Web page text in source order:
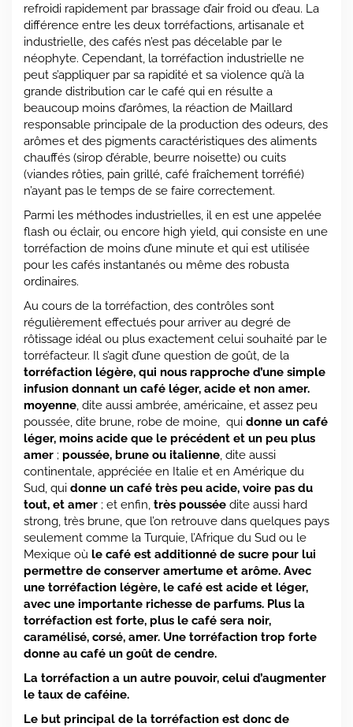
refroidi rapidement par brassage d’air froid ou d’eau. La
différence entre les deux torréfactions, artisanale et
industrielle, des cafés n’est pas décelable par le
néophyte. Cependant, la torréfaction industrielle ne
peut s’appliquer par sa rapidité et sa violence qu’à la
grande distribution car le café qui en résulte a
beaucoup moins d’arômes, la réaction de Maillard
responsable principale de la production des odeurs, des
arômes et des pigments caractéristiques des aliments
chauffés (sirop d’érable, beurre noisette) ou cuits
(viandes rôties, pain grillé, café fraîchement torréfié)
n’ayant pas le temps de se faire correctement.
Parmi les méthodes industrielles, il en est une appelée
flash ou éclair, ou encore high yield, qui consiste en une
torréfaction de moins d’une minute et qui est utilisée
pour les cafés instantanés ou même des robusta
ordinaires.
Au cours de la torréfaction, des contrôles sont
régulièrement effectués pour arriver au degré de
rôtissage idéal ou plus exactement celui souhaité par le
torréfacteur. Il s’agit d’une question de goût, de la
torréfaction légère, qui nous rapproche d’une simple
infusion donnant un café léger, acide et non amer.
moyenne, dite aussi ambrée, américaine, et assez peu
poussée, dite brune, robe de moine, qui donne un café
léger, moins acide que le précédent et un peu plus
amer ; poussée, brune ou italienne, dite aussi
continentale, appréciée en Italie et en Amérique du
Sud, qui donne un café très peu acide, voire pas du
tout, et amer ; et enfin, très poussée dite aussi hard
strong, très brune, que l’on retrouve dans quelques pays
seulement comme la Turquie, l’Afrique du Sud ou le
Mexique où le café est additionné de sucre pour lui
permettre de conserver amertume et arôme. Avec
une torréfaction légère, le café est acide et léger,
avec une importante richesse de parfums. Plus la
torréfaction est forte, plus le café sera noir,
caramélisé, corsé, amer. Une torréfaction trop forte
donne au café un goût de cendre.
La torréfaction a un autre pouvoir, celui d’augmenter
le taux de caféine.
Le but principal de la torréfaction est donc de